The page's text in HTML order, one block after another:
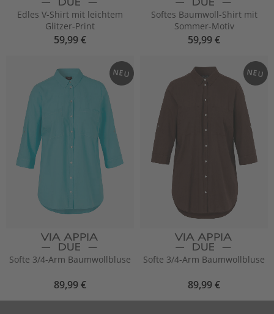
Edles V-Shirt mit leichtem
Glitzer-Print
59,99 €
Softes Baumwoll-Shirt mit
Sommer-Motiv
59,99 €
NEU
Softe 3/4-Arm Baumwollbluse
89,99 €
NEU
Softe 3/4-Arm Baumwollbluse
89,99 €